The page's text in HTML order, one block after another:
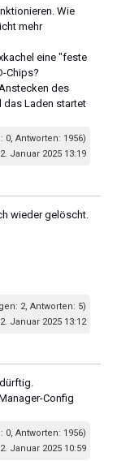
Wie
mehr
eine "feste
Chips?
des
das Laden startet
0, Antworten: 1956)
Januar 2025 13:19
wieder gelöscht.
2, Antworten: 5)
Januar 2025 13:12
Config
0, Antworten: 1956)
Januar 2025 10:59